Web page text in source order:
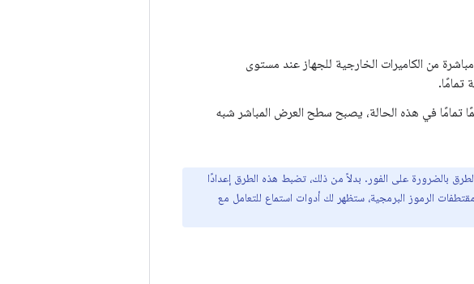
من الكاميرات الخارجية للجهاز عند مستوى
تمامًا في هذه الحالة، يصبح سطح العرض المباشر شبه
بالضرورة على الفور. بدلاً من ذلك، تضبط هذه الطرق إعدادًا
الرموز البرمجية، ستظهر لك أدوات استماع للتعامل مع